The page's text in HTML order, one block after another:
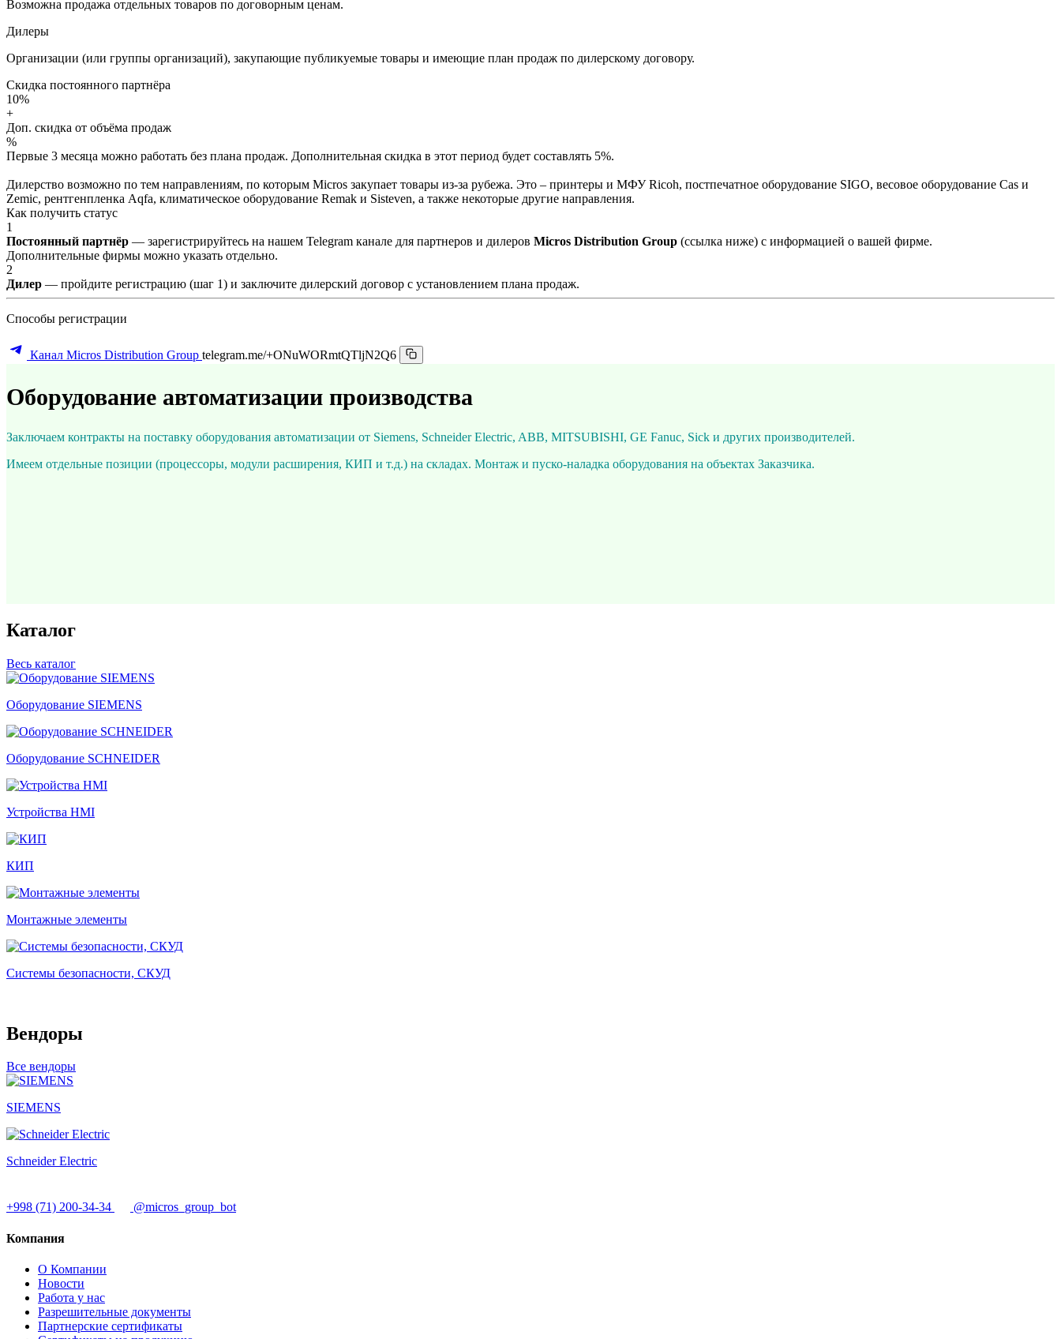
Возможна продажа отдельных товаров по договорным ценам.
Дилеры
Организации (или группы организаций), закупающие публикуемые товары и имеющие план продаж по дилерскому договору.
Скидка постоянного партнёра
10%
+
Доп. скидка от объёма продаж
%
Первые 3 месяца можно работать без плана продаж. Дополнительная скидка в этот период будет составлять 5%.
Дилерство возможно по тем направлениям, по которым Micros закупает товары из-за рубежа. Это – принтеры и МФУ Ricoh, постпечатное оборудование SIGO, весовое оборудование Cas и
Zemic, рентгенпленка Aqfa, климатическое оборудование Remak и Sisteven, а также некоторые другие направления.
Как получить статус
1
Постоянный партнёр — зарегистрируйтесь на нашем Telegram канале для партнеров и дилеров Micros Distribution Group (ссылка ниже) с информацией о вашей фирме.
Дополнительные фирмы можно указать отдельно.
2
Дилер — пройдите регистрацию (шаг 1) и заключите дилерский договор с установлением плана продаж.
Способы регистрации
Канал Micros Distribution Group telegram.me/+ONuWORmtQTljN2Q6
Оборудование автоматизации производства
Заключаем контракты на поставку оборудования автоматизации от Siemens, Schneider Electric, ABB, MITSUBISHI, GE Fanuc, Sick и других производителей.
Имеем отдельные позиции (процессоры, модули расширения, КИП и т.д.) на складах. Монтаж и пуско-наладка оборудования на объектах Заказчика.
Каталог
Весь каталог
Оборудование SIEMENS
Оборудование SCHNEIDER
Устройства HMI
КИП
Монтажные элементы
Системы безопасности, СКУД
Вендоры
Все вендоры
SIEMENS
Schneider Electric
+998 (71) 200-34-34 @micros_group_bot
Компания
О Компании
Новости
Работа у нас
Разрешительные документы
Партнерские сертификаты